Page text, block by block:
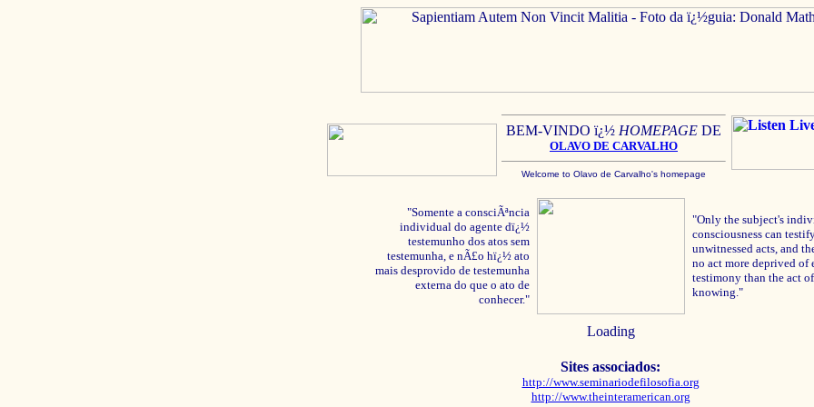
BEM-VINDO ï¿½ HOMEPAGE DE
OLAVO DE CARVALHO
Welcome to Olavo de Carvalho's homepage
"Somente a consciÃªncia
individual do agente dï¿½
testemunho dos atos sem
testemunha, e nÃ£o hï¿½ ato
mais desprovido de testemunha
externa do que o ato de
conhecer."
"Only the subject's
consciousness can
unwitnessed acts, and
no act more deprived of
testimony than the act of
knowing."
Loading
Sites associados:
http://www.seminariodefilosofia.org
http://www.theinteramerican.org